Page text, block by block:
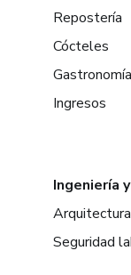
Repostería
Cócteles
Gastronomía
Ingresos
Ingeniería
Arquitectura
Seguridad